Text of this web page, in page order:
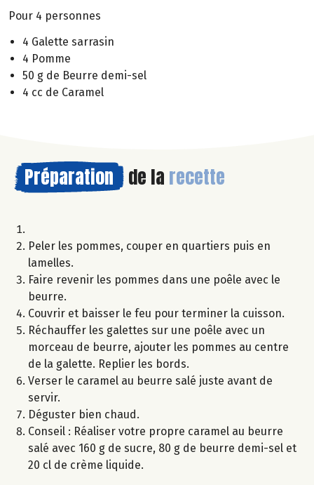
Pour 4 personnes
4 Galette sarrasin
4 Pomme
50 g de Beurre demi-sel
4 cc de Caramel
Préparation de la recette
Peler les pommes, couper en quartiers puis en
lamelles.
Faire revenir les pommes dans une poêle avec le
beurre.
Couvrir et baisser le feu pour terminer la cuisson.
Réchauffer les galettes sur une poêle avec un
morceau de beurre, ajouter les pommes au centre
de la galette. Replier les bords.
Verser le caramel au beurre salé juste avant de
servir.
Déguster bien chaud.
Conseil : Réaliser votre propre caramel au beurre
salé avec 160 g de sucre, 80 g de beurre demi-sel et
20 cl de crème liquide.